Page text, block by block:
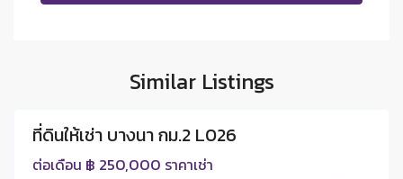
Similar Listings
Featured
ที่ดินให้เช่า บางนา กม.2 L026
ต่อเดือน ฿ 250,000 ราคาเช่า